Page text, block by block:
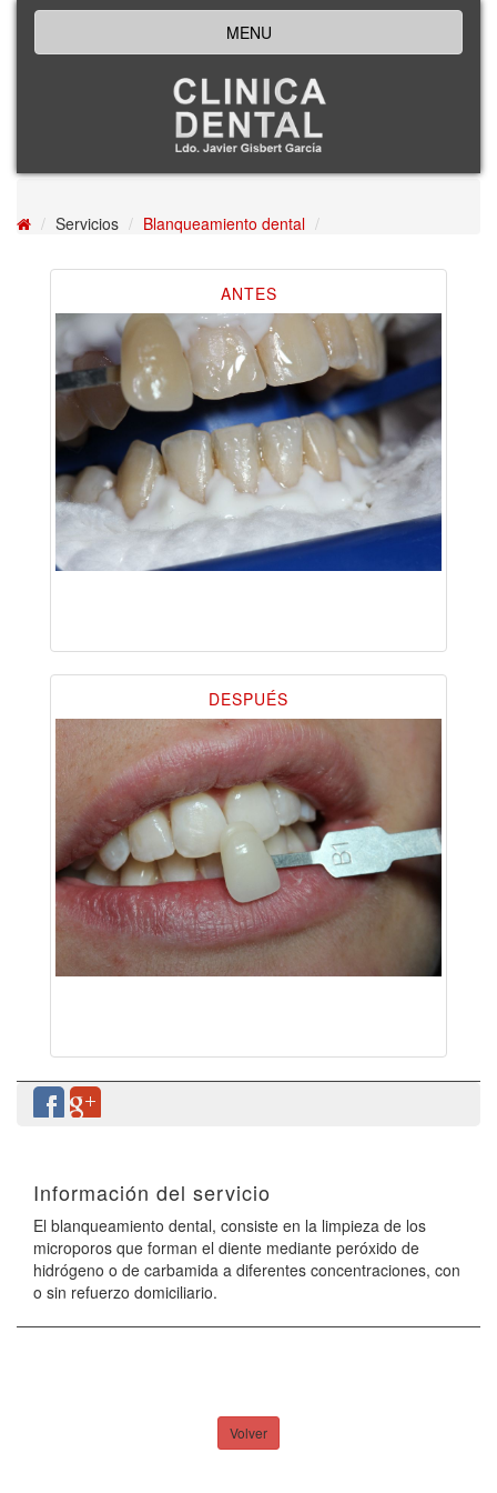
MENU
Servicios Blanqueamiento dental
ANTES
DESPUÉS
Información del servicio
El blanqueamiento dental, consiste en la limpieza de los
microporos que forman el diente mediante peróxido de
hidrógeno o de carbamida a diferentes concentraciones, con
o sin refuerzo domiciliario.
Volver